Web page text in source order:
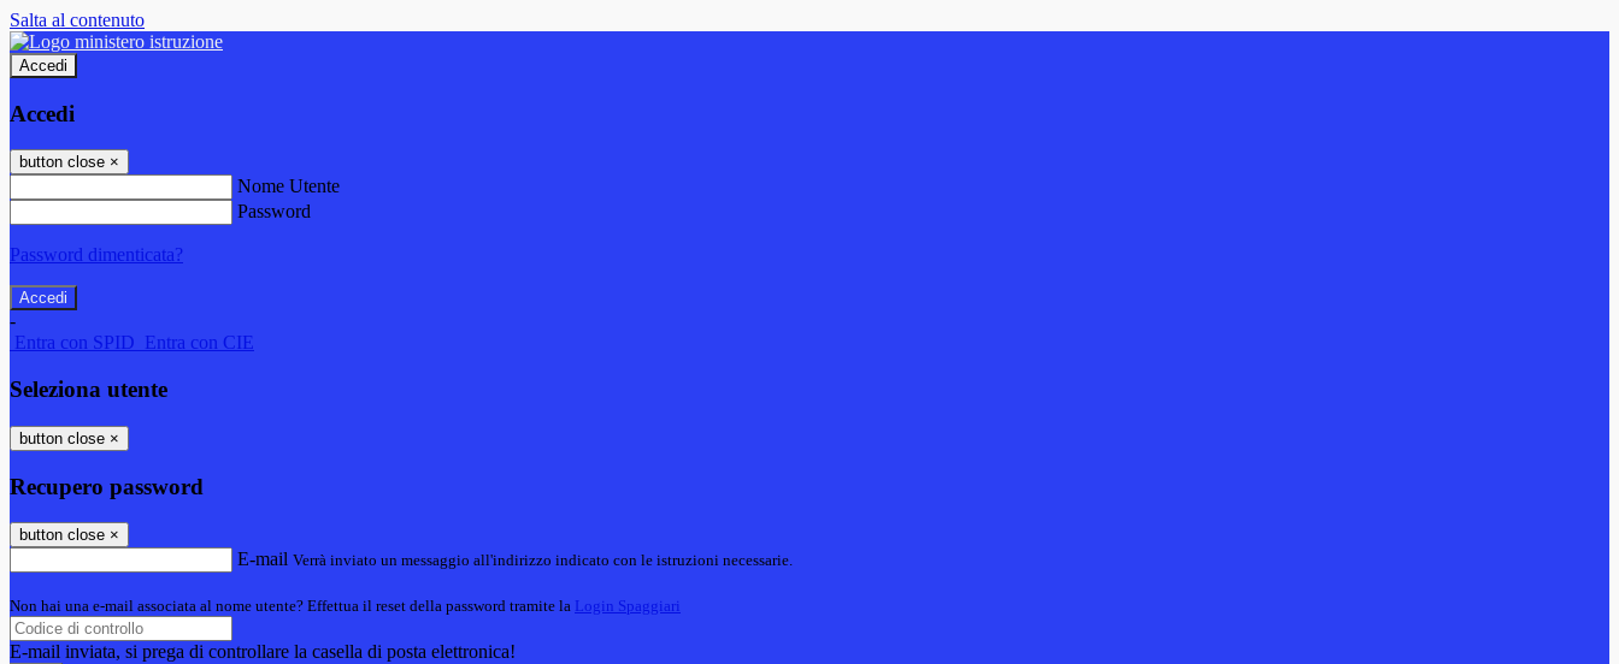
Salta al contenuto
Accedi
Accedi
button close ×
Nome Utente
Password
Password dimenticata?
-
Entra con SPID Entra con CIE
Seleziona utente
button close ×
Recupero password
button close ×
E-mail Verrà inviato un messaggio all'indirizzo indicato con le istruzioni necessarie.
Non hai una e-mail associata al nome utente? Effettua il reset della password tramite la Login Spaggiari
E-mail inviata, si prega di controllare la casella di posta elettronica!